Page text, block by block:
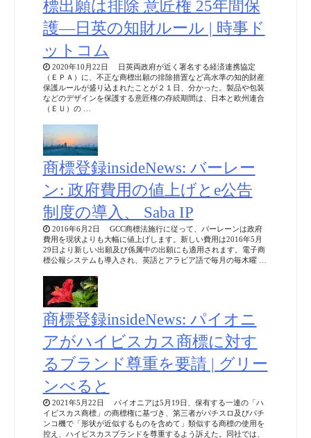
標出願は排除 意匠権 25年間保
護―日英の知財ルール | 時事ド
ットコム
2020年10月22日 日英両政府が近く署名する経済連携協定
（ＥＰＡ）に、不正な商標出願の排除措置など高水準の知的財産
保護ルールが盛り込まれたことが２１日、分かった。製品や包装
などのデザインを保護する意匠権の存続期間は、日本と欧州連合
（ＥＵ）の …
商標登録insideNews: バーレー
ン: 政府費用の値上げとe公告
制度の導入、 Saba IP
2016年6月2日 GCC商標法施行に従って、バーレーンは政府
費用を現状よりも大幅に値上げします。新しい費用は2016年5月
29日より新しい出願及び係属中の出願にも適用されます。電子商
標公報システムも導入され、英語とアラビア語で毎月の毎木曜 …
商標登録insideNews: パイオニ
アがハイビスカス商標に対す
るブランド尊重を要請 | グリー
ンべると
2021年5月22日 パイオニアは5月19日、保有する一連の「ハ
イビスカス商標」の商標権に基づき、第三者がパチスロ及びパチ
ンコ機で「形状が近似するものを含めて」類似する商標の使用を
控え、ハイビスカスブランドを尊重するよう訴えた。同社では、